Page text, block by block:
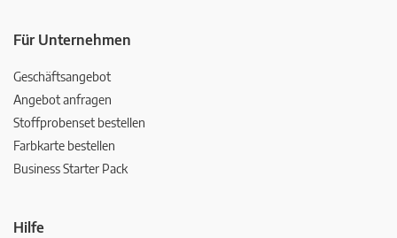
Für Unternehmen
Geschäftsangebot
Angebot anfragen
Stoffprobenset bestellen
Farbkarte bestellen
Business Starter Pack
Hilfe